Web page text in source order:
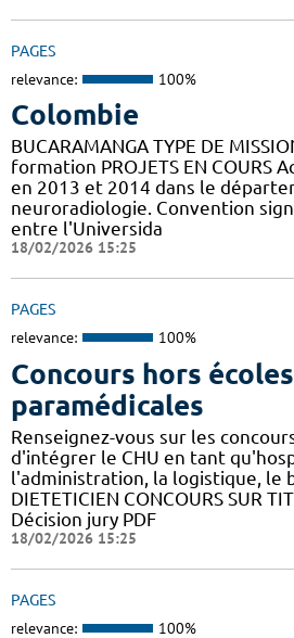
PAGES
relevance: 100%
Colombie
BUCARAMANGA TYPE DE
formation PROJETS EN COURS
en 2013 et 2014 dans le
neuroradiologie. Convention
entre l'Universida
18/02/2026 15:25
PAGES
relevance: 100%
Concours hors écoles
paramédicales
Renseignez-vous sur les
d'intégrer le CHU en tant
l'administration, la logistique, le
DIETETICIEN CONCOURS SUR
Décision jury PDF
18/02/2026 15:25
PAGES
relevance: 100%